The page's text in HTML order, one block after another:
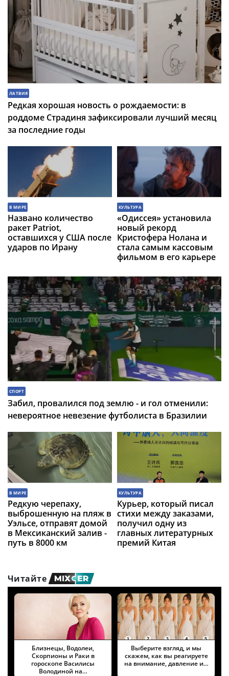
ЛАТВИЯ
Редкая хорошая новость о рождаемости: в
роддоме Страдиня зафиксировали лучший месяц
за последние годы
В МИРЕ
Названо количество
ракет Patriot,
оставшихся у США после
ударов по Ирану
КУЛЬТУРА
«Одиссея» установила
новый рекорд
Кристофера Нолана и
стала самым кассовым
фильмом в его карьере
СПОРТ
Забил, провалился под землю - и гол отменили:
невероятное невезение футболиста в Бразилии
В МИРЕ
Редкую черепаху,
выброшенную на пляж в
Уэльсе, отправят домой
в Мексиканский залив -
путь в 8000 км
КУЛЬТУРА
Курьер, который писал
стихи между заказами,
получил одну из
главных литературных
премий Китая
Читайте
Близнецы, Водолеи,
Скорпионы и Раки в
гороскопе Василисы
Володиной на…
Выберите взгляд, и мы
скажем, как вы реагируете
на внимание, давление и…